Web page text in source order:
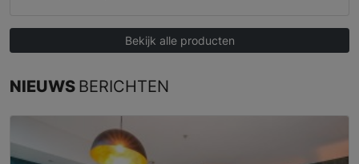
Bekijk alle producten
NIEUWS BERICHTEN